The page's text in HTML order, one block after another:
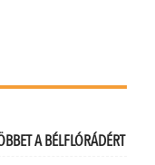
A BÉLFLÓRÁDÉRT